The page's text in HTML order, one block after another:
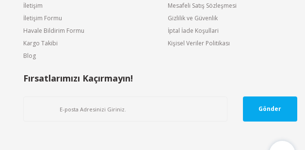
İletişim
İletişim Formu
Havale Bildirim Formu
Kargo Takibi
Blog
Mesafeli Satış Sözleşmesi
Gizlilik ve Güvenlik
İptal İade Koşullari
Kişisel Veriler Politikası
Fırsatlarımızı Kaçırmayın!
Gönder